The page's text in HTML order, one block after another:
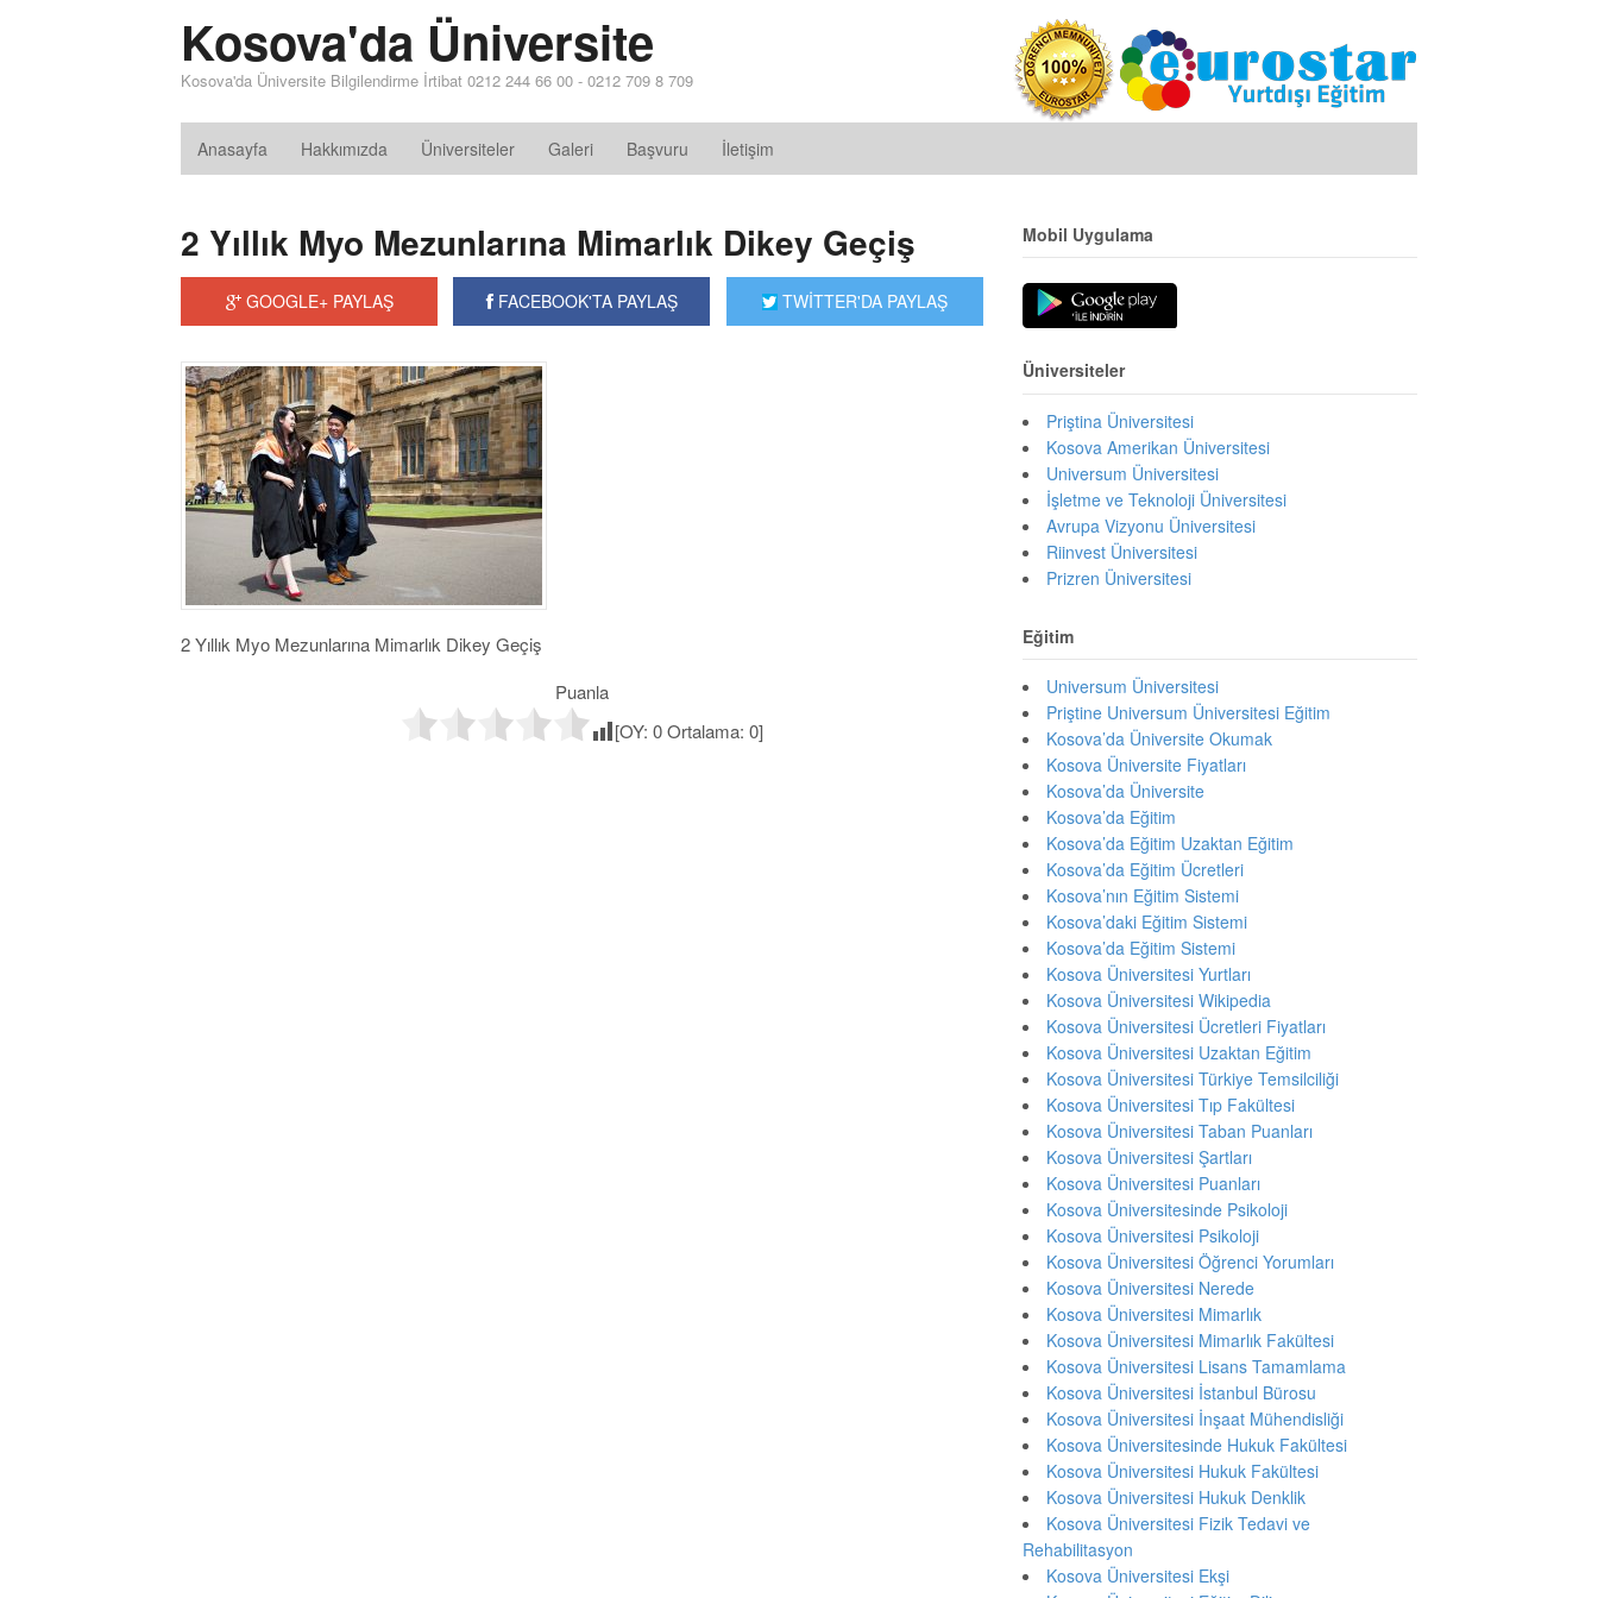
Kosova'da Üniversite
Kosova'da Üniversite Bilgilendirme İrtibat 0212 244 66 00 - 0212 709 8 709
Anasayfa Hakkımızda Üniversiteler Galeri Başvuru İletişim
2 Yıllık Myo Mezunlarına Mimarlık Dikey Geçiş
GOOGLE+ PAYLAŞ FACEBOOK'TA PAYLAŞ TWİTTER'DA PAYLAŞ
2 Yıllık Myo Mezunlarına Mimarlık Dikey Geçiş
Puanla
[OY: 0Ortalama: 0]
Mobil Uygulama
Üniversiteler
Priştina Üniversitesi
Kosova Amerikan Üniversitesi
Universum Üniversitesi
İşletme ve Teknoloji Üniversitesi
Avrupa Vizyonu Üniversitesi
Riinvest Üniversitesi
Prizren Üniversitesi
Eğitim
Universum Üniversitesi
Priştine Universum Üniversitesi Eğitim
Kosova’da Üniversite Okumak
Kosova Üniversite Fiyatları
Kosova’da Üniversite
Kosova’da Eğitim
Kosova’da Eğitim Uzaktan Eğitim
Kosova’da Eğitim Ücretleri
Kosova’nın Eğitim Sistemi
Kosova’daki Eğitim Sistemi
Kosova’da Eğitim Sistemi
Kosova Üniversitesi Yurtları
Kosova Üniversitesi Wikipedia
Kosova Üniversitesi Ücretleri Fiyatları
Kosova Üniversitesi Uzaktan Eğitim
Kosova Üniversitesi Türkiye Temsilciliği
Kosova Üniversitesi Tıp Fakültesi
Kosova Üniversitesi Taban Puanları
Kosova Üniversitesi Şartları
Kosova Üniversitesi Puanları
Kosova Üniversitesinde Psikoloji
Kosova Üniversitesi Psikoloji
Kosova Üniversitesi Öğrenci Yorumları
Kosova Üniversitesi Nerede
Kosova Üniversitesi Mimarlık
Kosova Üniversitesi Mimarlık Fakültesi
Kosova Üniversitesi Lisans Tamamlama
Kosova Üniversitesi İstanbul Bürosu
Kosova Üniversitesi İnşaat Mühendisliği
Kosova Üniversitesinde Hukuk Fakültesi
Kosova Üniversitesi Hukuk Fakültesi
Kosova Üniversitesi Hukuk Denklik
Kosova Üniversitesi Fizik Tedavi ve
Rehabilitasyon
Kosova Üniversitesi Ekşi